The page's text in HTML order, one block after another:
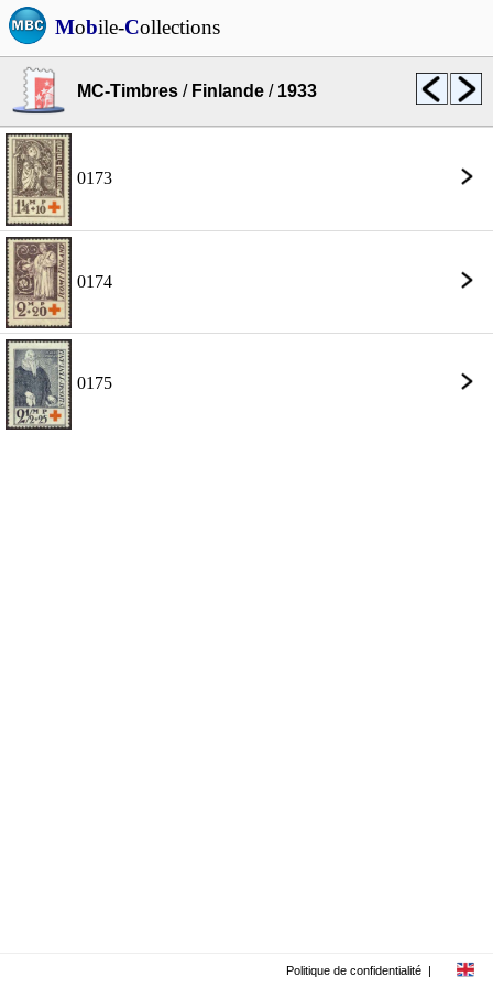
Mobile-Collections
MC-Timbres / Finlande / 1933
0173
0174
0175
Politique de confidentialité |